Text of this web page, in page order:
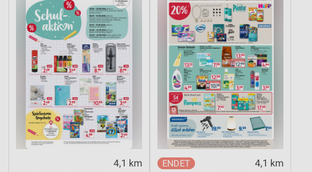
4,1 km 4,1 km
Werbung